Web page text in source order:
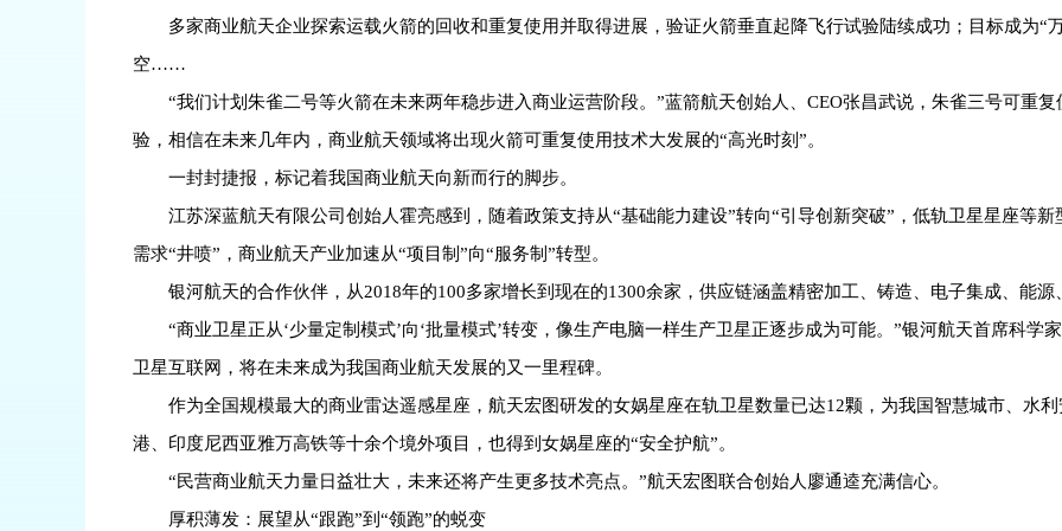
多家商业航天企业探索运载火箭的回收和重复使用并取得进展，验证火箭垂直起降飞行试验陆续成功；目标成为“
空……
“我们计划朱雀二号等火箭在未来两年稳步进入商业运营阶段。”蓝箭航天创始人、CEO张昌武说，朱雀三号可重
验，相信在未来几年内，商业航天领域将出现火箭可重复使用技术大发展的“高光时刻”。
一封封捷报，标记着我国商业航天向新而行的脚步。
江苏深蓝航天有限公司创始人霍亮感到，随着政策支持从“基础能力建设”转向“引导创新突破”，低轨卫星星座等
需求“井喷”，商业航天产业加速从“项目制”向“服务制”转型。
银河航天的合作伙伴，从2018年的100多家增长到现在的1300余家，供应链涵盖精密加工、铸造、电子集成、能
“商业卫星正从‘少量定制模式’向‘批量模式’转变，像生产电脑一样生产卫星正逐步成为可能。”银河航天首席科
卫星互联网，将在未来成为我国商业航天发展的又一里程碑。
作为全国规模最大的商业雷达遥感星座，航天宏图研发的女娲星座在轨卫星数量已达12颗，为我国智慧城市、水
港、印度尼西亚雅万高铁等十余个境外项目，也得到女娲星座的“安全护航”。
“民营商业航天力量日益壮大，未来还将产生更多技术亮点。”航天宏图联合创始人廖通逵充满信心。
厚积薄发：展望从“跟跑”到“领跑”的蜕变